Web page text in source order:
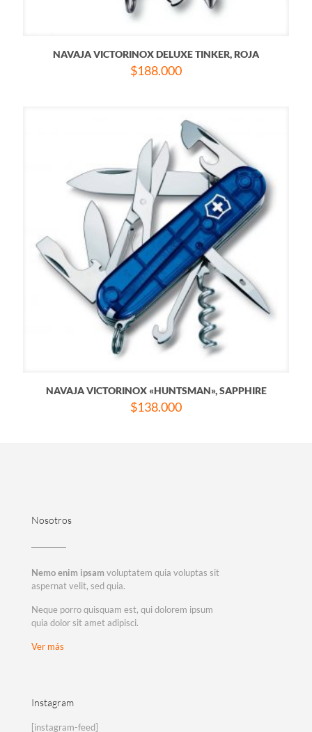
NAVAJA VICTORINOX DELUXE TINKER, ROJA
$188.000
NAVAJA VICTORINOX «HUNTSMAN», SAPPHIRE
$138.000
Nosotros
Nemo enim ipsam voluptatem quia voluptas sit
aspernat velit, sed quia.
Neque porro quisquam est, qui dolorem ipsum
quia dolor sit amet adipisci.
Ver más
Instagram
[instagram-feed]